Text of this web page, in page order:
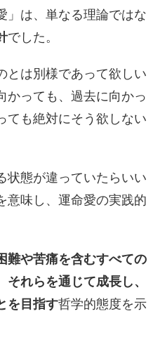
」は、単なる理論ではな
でした。
とは別様であって欲しい
かっても、過去に向かっ
ても絶対にそう欲しない
状態が違っていたらいい
意味し、運命愛の実践的
難や苦痛を含むすべての
れらを通じて成長し、
を目指す哲学的態度を示